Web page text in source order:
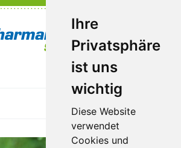
Ihre
Privatsphäre
ist uns
wichtig
Diese Website
verwendet
Cookies und